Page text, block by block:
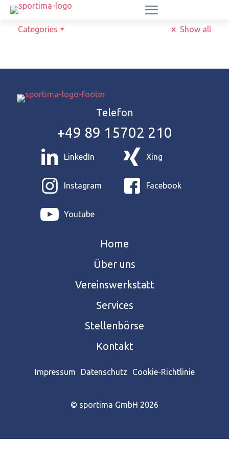
Categories Show all
Telefon
+49 89 15702 210
LinkedIn Xing
Instagram Facebook
Youtube
Home
Über uns
Vereinswerkstatt
Services
Stellenbörse
Kontakt
© sportima GmbH 2026
Impressum Datenschutz Cookie-Richtlinie